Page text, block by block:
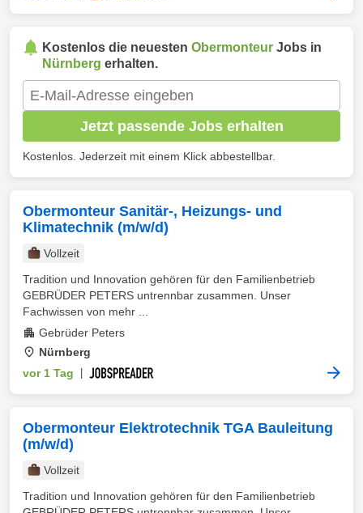
Kostenlos die neuesten Obermonteur Jobs in
Nürnberg erhalten.
Jetzt passende Jobs erhalten
Kostenlos. Jederzeit mit einem Klick abbestellbar.
Obermonteur Sanitär-, Heizungs- und
Klimatechnik (m/w/d)
Vollzeit
Tradition und Innovation gehören für den Familienbetrieb
GEBRÜDER PETERS untrennbar zusammen. Unser
Fachwissen von mehr ...
Gebrüder Peters
Nürnberg
vor 1 Tag
Obermonteur Elektrotechnik TGA Bauleitung
(m/w/d)
Vollzeit
Tradition und Innovation gehören für den Familienbetrieb